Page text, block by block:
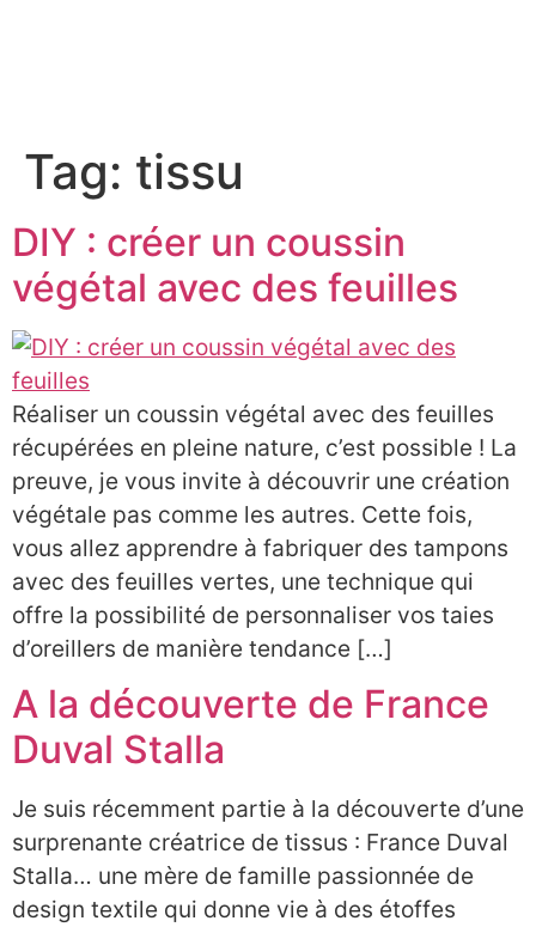
Tag: tissu
DIY : créer un coussin
végétal avec des feuilles
Réaliser un coussin végétal avec des feuilles
récupérées en pleine nature, c’est possible ! La
preuve, je vous invite à découvrir une création
végétale pas comme les autres. Cette fois,
vous allez apprendre à fabriquer des tampons
avec des feuilles vertes, une technique qui
offre la possibilité de personnaliser vos taies
d’oreillers de manière tendance […]
A la découverte de France
Duval Stalla
Je suis récemment partie à la découverte d’une
surprenante créatrice de tissus : France Duval
Stalla… une mère de famille passionnée de
design textile qui donne vie à des étoffes